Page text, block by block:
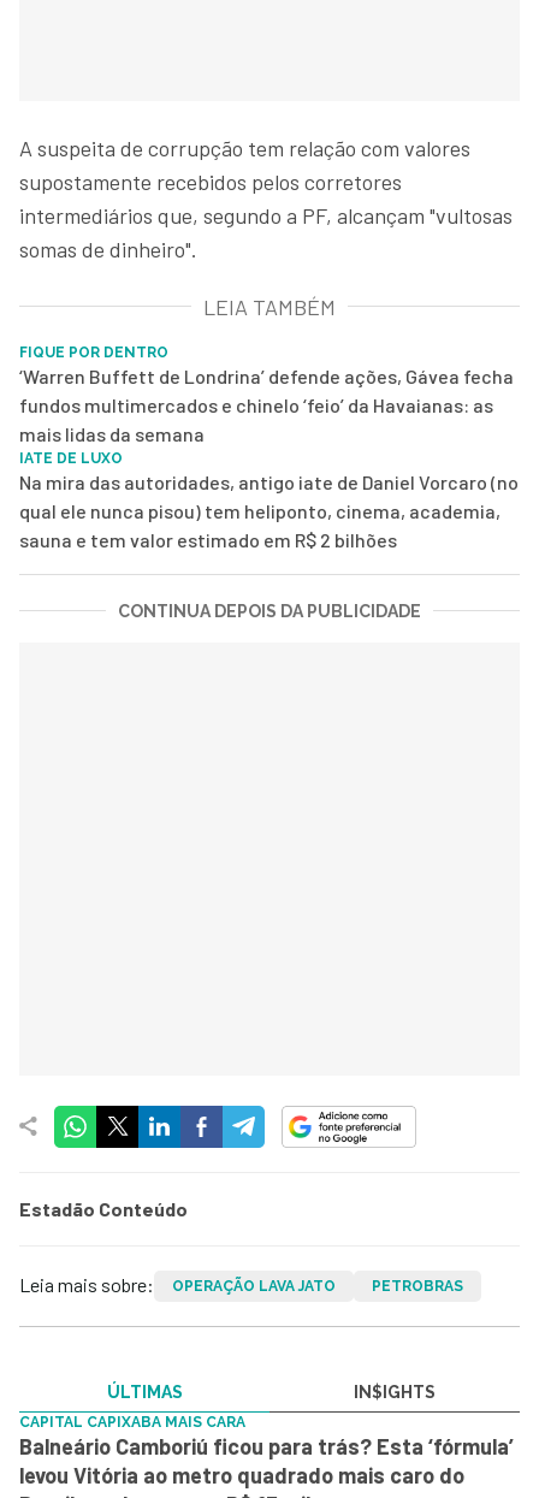
A suspeita de corrupção tem relação com valores
supostamente recebidos pelos corretores
intermediários que, segundo a PF, alcançam "vultosas
somas de dinheiro".
LEIA TAMBÉM
FIQUE POR DENTRO
‘Warren Buffett de Londrina’ defende ações, Gávea fecha
fundos multimercados e chinelo ‘feio’ da Havaianas: as
mais lidas da semana
IATE DE LUXO
Na mira das autoridades, antigo iate de Daniel Vorcaro (no
qual ele nunca pisou) tem heliponto, cinema, academia,
sauna e tem valor estimado em R$ 2 bilhões
CONTINUA DEPOIS DA PUBLICIDADE
Estadão Conteúdo
Leia mais sobre: OPERAÇÃO LAVA JATO PETROBRAS
ÚLTIMAS IN$IGHTS
CAPITAL CAPIXABA MAIS CARA
Balneário Camboriú ficou para trás? Esta ‘fórmula’
levou Vitória ao metro quadrado mais caro do